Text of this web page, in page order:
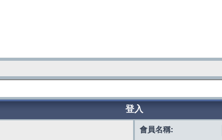
登入
會員名稱: